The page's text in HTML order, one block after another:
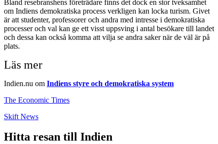
Bland resebranshens företrädare finns det dock en stor tveksamhet
om Indiens demokratiska process verkligen kan locka turism. Givet
är att studenter, professorer och andra med intresse i demokratiska
processer och val kan ge ett visst uppsving i antal besökare till landet
och dessa kan också komma att vilja se andra saker när de väl är på
plats.
Läs mer
Indien.nu om Indiens styre och demokratiska system
The Economic Times
Skift News
Hitta resan till Indien